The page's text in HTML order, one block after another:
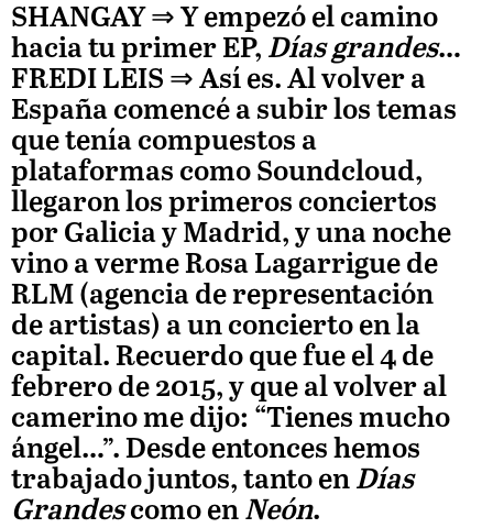
SHANGAY ⇒ Y empezó el camino
hacia tu primer EP, Días grandes…
FREDI LEIS ⇒ Así es. Al volver a
España comencé a subir los temas
que tenía compuestos a
plataformas como Soundcloud,
llegaron los primeros conciertos
por Galicia y Madrid, y una noche
vino a verme Rosa Lagarrigue de
RLM (agencia de representación
de artistas) a un concierto en la
capital. Recuerdo que fue el 4 de
febrero de 2015, y que al volver al
camerino me dijo: “Tienes mucho
ángel…”. Desde entonces hemos
trabajado juntos, tanto en Días
Grandescomo en Neón.